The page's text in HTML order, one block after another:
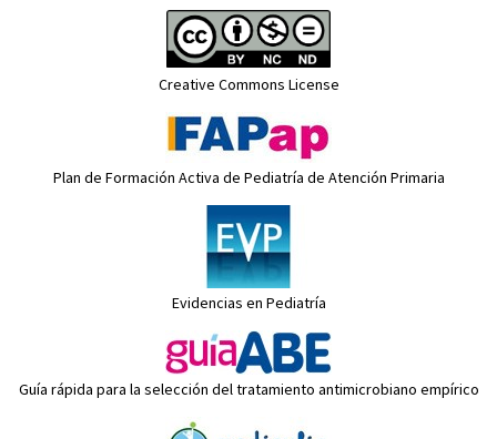
Creative Commons License
Plan de Formación Activa de Pediatría de Atención Primaria
Evidencias en Pediatría
Guía rápida para la selección del tratamiento antimicrobiano empírico